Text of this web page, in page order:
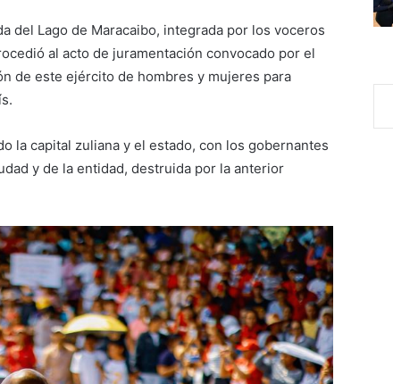
del Lago de Maracaibo, integrada por los voceros
al acto de juramentación convocado por el
de este ejército de hombres y mujeres para
la capital zuliana y el estado, con los gobernantes
y de la entidad, destruida por la anterior